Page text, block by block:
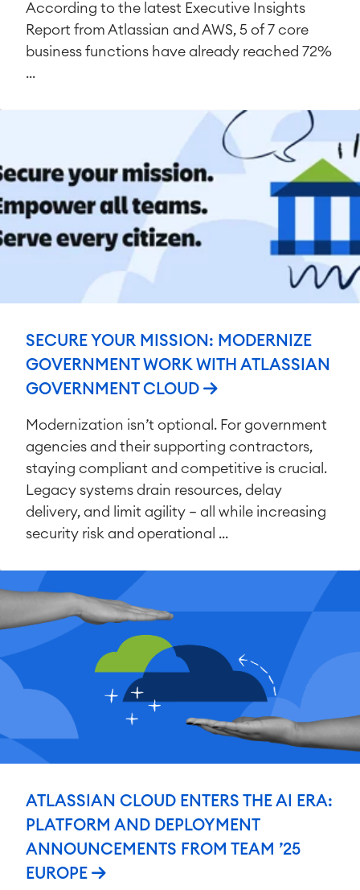
According to the latest Executive Insights
Report from Atlassian and AWS, 5 of 7 core
business functions have already reached 72%
...
SECURE YOUR MISSION: MODERNIZE
GOVERNMENT WORK WITH ATLASSIAN
GOVERNMENT CLOUD
Modernization isn’t optional. For government
agencies and their supporting contractors,
staying compliant and competitive is crucial.
Legacy systems drain resources, delay
delivery, and limit agility — all while increasing
security risk and operational ...
ATLASSIAN CLOUD ENTERS THE AI ERA:
PLATFORM AND DEPLOYMENT
ANNOUNCEMENTS FROM TEAM ’25
EUROPE